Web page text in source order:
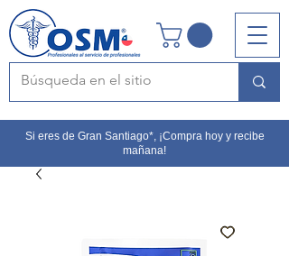
Si eres de Gran Santiago*, ¡Compra hoy y recibe
mañana!